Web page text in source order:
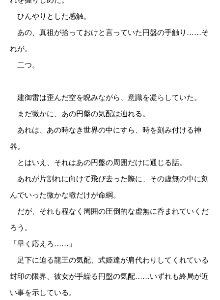
ひんやりとした感触。
あの、真祖が拾っておけと言っていた円盤の手触り……そ
れが。
二つ。
建御雷は歪んだ空を睨みながら、意識を凝らしていた。
まだ微かに、あの円盤の気配は辿れる。
あれは、あの時なき世界の中にすら、時を刻み付ける神
器。
とはいえ、それはあの円盤の周囲だけに通じる話。
あれが片割れに向けて飛び去った際に、その虚無の中に刻
んでいった微かな轍だけが命綱。
だが、それも程なく周囲の圧倒的な虚無に呑まれていくだ
ろう。
「早く応えろ……」
足下に迫る龍王の気配、式姫達が肩代わりしてくれている
封印の限界、彼女が手繰る円盤の気配……いずれも終局が近
い事を示している。